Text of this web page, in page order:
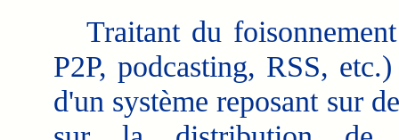
Traitant du
P2P, podcasting, RSS,
d'un système reposant sur